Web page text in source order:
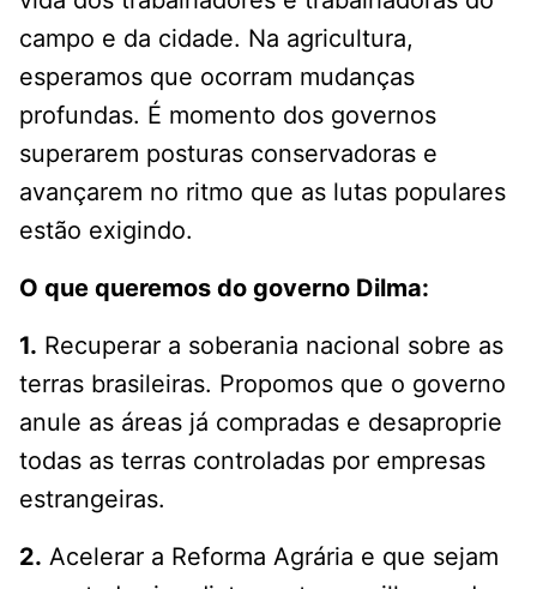
campo e da cidade. Na agricultura,
esperamos que ocorram mudanças
profundas. É momento dos governos
superarem posturas conservadoras e
avançarem no ritmo que as lutas populares
estão exigindo.
O que queremos do governo Dilma:
1. Recuperar a soberania nacional sobre as
terras brasileiras. Propomos que o governo
anule as áreas já compradas e desaproprie
todas as terras controladas por empresas
estrangeiras.
2. Acelerar a Reforma Agrária e que sejam